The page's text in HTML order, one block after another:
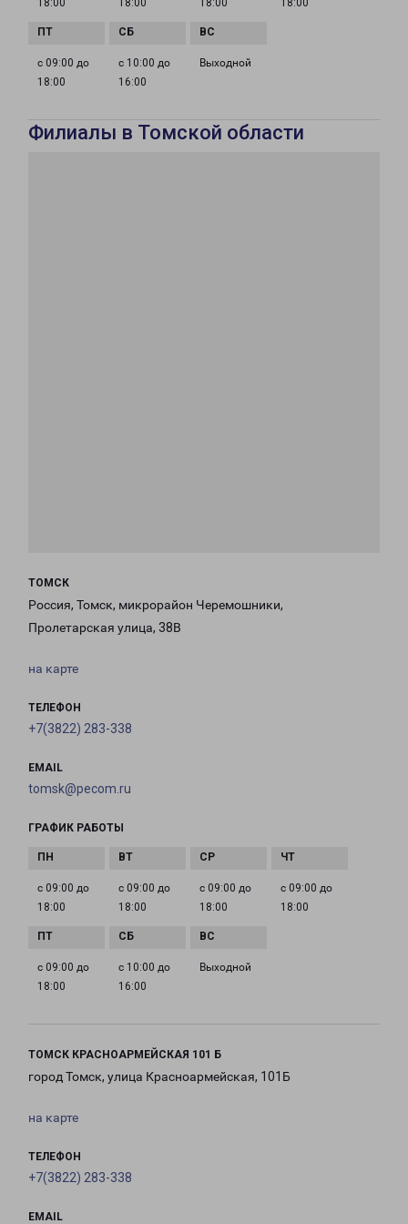
18:00 18:00 18:00 18:00
с 09:00 до
18:00
с 10:00 до
16:00
Выходной
Филиалы в Томской области
ТОМСК
Россия, Томск, микрорайон Черемошники,
Пролетарская улица, 38В
на карте
ТЕЛЕФОН
+7(3822) 283-338
EMAIL
tomsk@pecom.ru
ГРАФИК РАБОТЫ
с 09:00 до
18:00
с 09:00 до
18:00
с 09:00 до
18:00
с 09:00 до
18:00
с 09:00 до
18:00
с 10:00 до
16:00
Выходной
ТОМСК КРАСНОАРМЕЙСКАЯ 101 Б
город Томск, улица Красноармейская, 101Б
на карте
ТЕЛЕФОН
+7(3822) 283-338
EMAIL